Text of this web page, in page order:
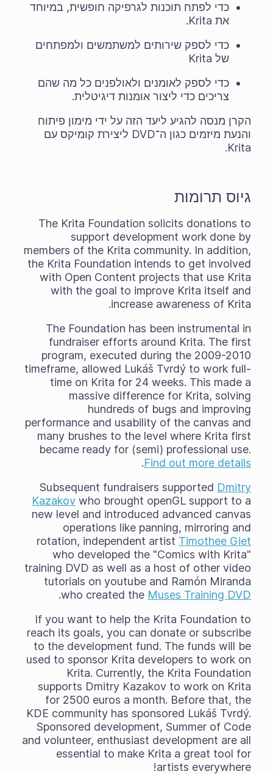
כדי לפתח תוכנות לגרפיקה חופשית, במיוחד
את Krita.
כדי לספק שירותים למשתמשים ולמפתחים
של Krita
כדי לספק לאומנים ולאולפנים כל מה שהם
צריכים כדי ליצור אומנות דיגיטלית.
הקרן מנסה להגיע ליעד הזה על ידי מימון פיתוח
והנעת מיזמים כגון ה־DVD ליצירת קומיקס עם
Krita.
גיוס תרומות
The Krita Foundation solicits donations to
support development work done by
members of the Krita community. In addition,
the Krita Foundation intends to get involved
with Open Content projects that use Krita
with the goal to improve Krita itself and
increase awareness of Krita.
The Foundation has been instrumental in
fundraiser efforts around Krita. The first
program, executed during the 2009-2010
timeframe, allowed Lukáš Tvrdý to work full-
time on Krita for 24 weeks. This made a
massive difference for Krita, solving
hundreds of bugs and improving
performance and usability of the canvas and
many brushes to the level where Krita first
became ready for (semi) professional use.
Find out more details
.
Subsequent fundraisers supported Dmitry
Kazakov who brought openGL support to a
new level and introduced advanced canvas
operations like panning, mirroring and
rotation, independent artist Timothee Giet
who developed the "Comics with Krita"
training DVD as well as a host of other video
tutorials on youtube and Ramón Miranda
who created the Muses Training DVD
.
If you want to help the Krita Foundation to
reach its goals, you can donate or subscribe
to the development fund. The funds will be
used to sponsor Krita developers to work on
Krita. Currently, the Krita Foundation
supports Dmitry Kazakov to work on Krita
for 2500 euros a month. Before that, the
KDE community has sponsored Lukáš Tvrdý.
Sponsored development, Summer of Code
and volunteer, enthusiast development are all
essential to make Krita a great tool for
artists everywhere!